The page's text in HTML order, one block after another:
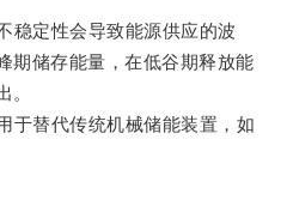
定性会导致能源供应的波
期储存能量，在低谷期释放能
。
替代传统机械储能装置，如